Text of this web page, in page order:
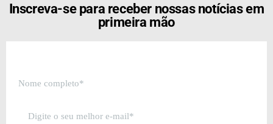
Inscreva-se para receber nossas notícias em
primeira mão